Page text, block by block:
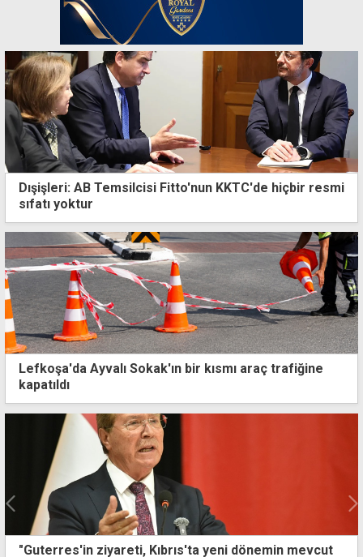
Dışişleri: AB Temsilcisi Fitto'nun KKTC'de hiçbir resmi
sıfatı yoktur
Lefkoşa'da Ayvalı Sokak'ın bir kısmı araç trafiğine
kapatıldı
"Atatürk Mesleki Eğitim Merkezi inşaatına 6 bin